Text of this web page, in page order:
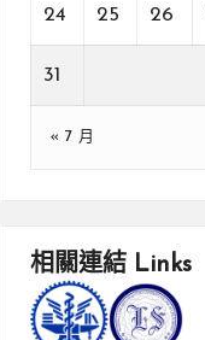
24 25 26
31
« 7 月
相關連結Links